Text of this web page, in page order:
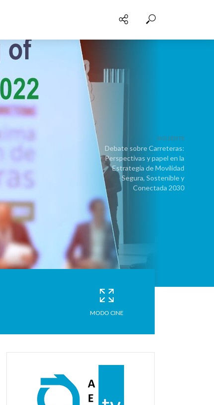
SIGUIENTE
Debate sobre Carreteras:
Perspectivas y papel en la
Estrategia de Movilidad
Segura, Sostenible y
Conectada 2030
MODO CINE